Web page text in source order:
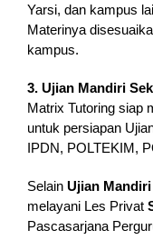
Yarsi, dan kampus
Materinya
kampus.
3. Ujian Mandiri
Matrix Tutoring siap
untuk persiapan
IPDN, POLTEKIM,
Selain Ujian
melayani Les Privat
Pascasarjana